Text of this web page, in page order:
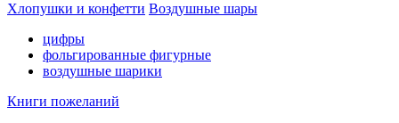
Хлопушки и конфетти Воздушные шары
цифры
фольгированные фигурные
воздушные шарики
Книги пожеланий